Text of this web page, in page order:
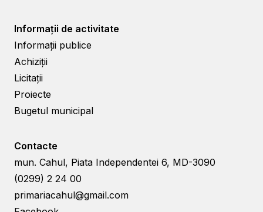
Informații de activitate
Informații publice
Achiziții
Licitații
Proiecte
Bugetul municipal
Contacte
mun. Cahul, Piata Independentei 6, MD-3090
(0299) 2 24 00
primariacahul@gmail.com